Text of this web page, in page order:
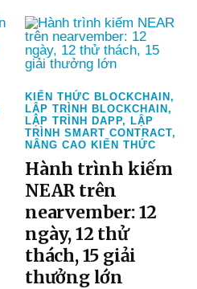
KIẾN THỨC BLOCKCHAIN,
LẬP TRÌNH BLOCKCHAIN,
LẬP TRÌNH DAPP,LẬP
TRÌNH SMART CONTRACT,
NÂNG CAO KIẾN THỨC
Hành trình kiếm
NEAR trên
nearvember: 12
ngày, 12 thử
thách, 15 giải
thưởng lớn